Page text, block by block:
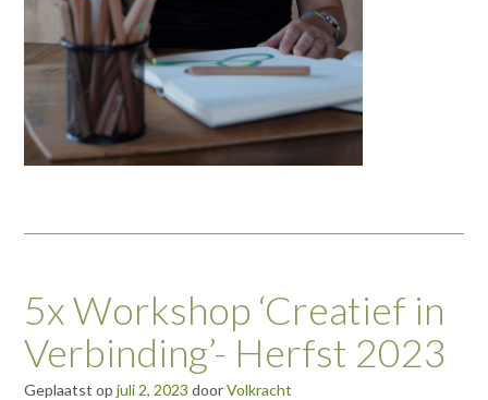
5x Workshop ‘Creatief in
Verbinding’- Herfst 2023
Geplaatst op juli 2, 2023 doorVolkracht